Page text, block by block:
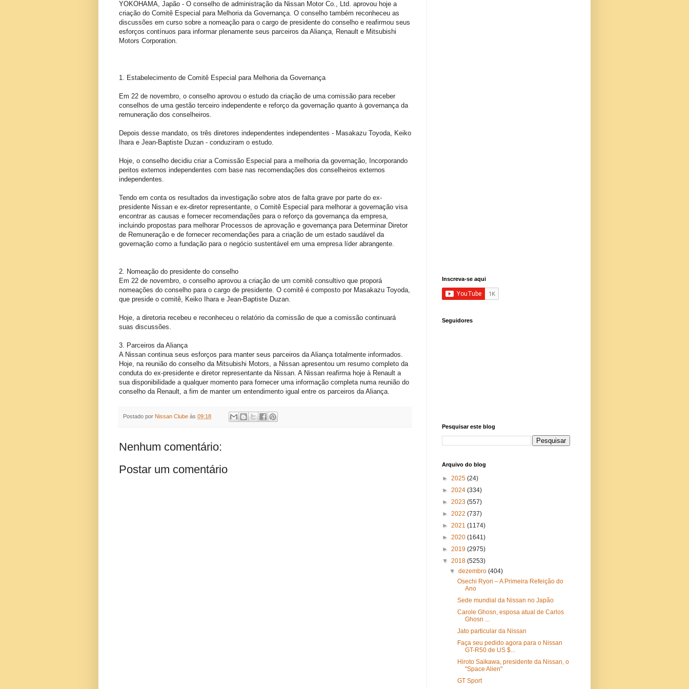
YOKOHAMA, Japão - O conselho de administração da Nissan Motor Co., Ltd. aprovou hoje a
criação do Comitê Especial para Melhoria da Governança. O conselho também reconheceu as
discussões em curso sobre a nomeação para o cargo de presidente do conselho e reafirmou seus
esforços contínuos para informar plenamente seus parceiros da Aliança, Renault e Mitsubishi
Motors Corporation.
1. Estabelecimento de Comitê Especial para Melhoria da Governança
Em 22 de novembro, o conselho aprovou o estudo da criação de uma comissão para receber
conselhos de uma gestão terceiro independente e reforço da governação quanto à governança da
remuneração dos conselheiros.
Depois desse mandato, os três diretores independentes independentes - Masakazu Toyoda, Keiko
Ihara e Jean-Baptiste Duzan - conduziram o estudo.
Hoje, o conselho decidiu criar a Comissão Especial para a melhoria da governação, Incorporando
peritos externos independentes com base nas recomendações dos conselheiros externos
independentes.
Tendo em conta os resultados da investigação sobre atos de falta grave por parte do ex-
presidente Nissan e ex-diretor representante, o Comitê Especial para melhorar a governação visa
encontrar as causas e fornecer recomendações para o reforço da governança da empresa,
incluindo propostas para melhorar Processos de aprovação e governança para Determinar Diretor
de Remuneração e de fornecer recomendações para a criação de um estado saudável da
governação como a fundação para o negócio sustentável em uma empresa líder abrangente.
2. Nomeação do presidente do conselho
Em 22 de novembro, o conselho aprovou a criação de um comitê consultivo que proporá
nomeações do conselho para o cargo de presidente. O comitê é composto por Masakazu Toyoda,
que preside o comitê, Keiko Ihara e Jean-Baptiste Duzan.
Hoje, a diretoria recebeu e reconheceu o relatório da comissão de que a comissão continuará
suas discussões.
3. Parceiros da Aliança
A Nissan continua seus esforços para manter seus parceiros da Aliança totalmente informados.
Hoje, na reunião do conselho da Mitsubishi Motors, a Nissan apresentou um resumo completo da
conduta do ex-presidente e diretor representante da Nissan. A Nissan reafirma hoje à Renault a
sua disponibilidade a qualquer momento para fornecer uma informação completa numa reunião do
conselho da Renault, a fim de manter um entendimento igual entre os parceiros da Aliança.
Postado por Nissan Clube às 09:18
Nenhum comentário:
Postar um comentário
Inscreva-se aqui
Seguidores
Pesquisar este blog
Arquivo do blog
► 2025 (24)
► 2024 (334)
► 2023 (557)
► 2022 (737)
► 2021 (1174)
► 2020 (1641)
► 2019 (2975)
▼ 2018 (5253)
▼dezembro(404)
Osechi Ryori – A Primeira Refeição do
Ano
Sede mundial da Nissan no Japão
Carole Ghosn, esposa atual de Carlos
Ghosn ...
Jato particular da Nissan
Faça seu pedido agora para o Nissan
GT-R50 de US $...
Hiroto Saikawa, presidente da Nissan, o
"Space Alien"
GT Sport